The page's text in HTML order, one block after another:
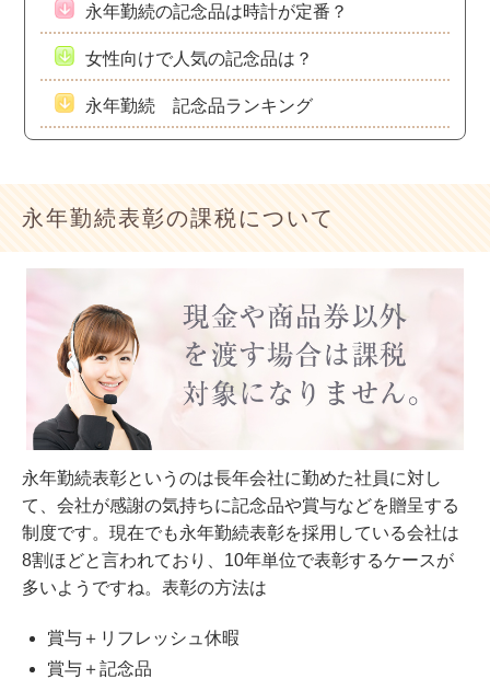
永年勤続の記念品は時計が定番？
女性向けで人気の記念品は？
永年勤続 記念品ランキング
永年勤続表彰の課税について
永年勤続表彰というのは長年会社に勤めた社員に対し
て、会社が感謝の気持ちに記念品や賞与などを贈呈する
制度です。現在でも永年勤続表彰を採用している会社は
8割ほどと言われており、10年単位で表彰するケースが
多いようですね。表彰の方法は
賞与＋リフレッシュ休暇
賞与＋記念品